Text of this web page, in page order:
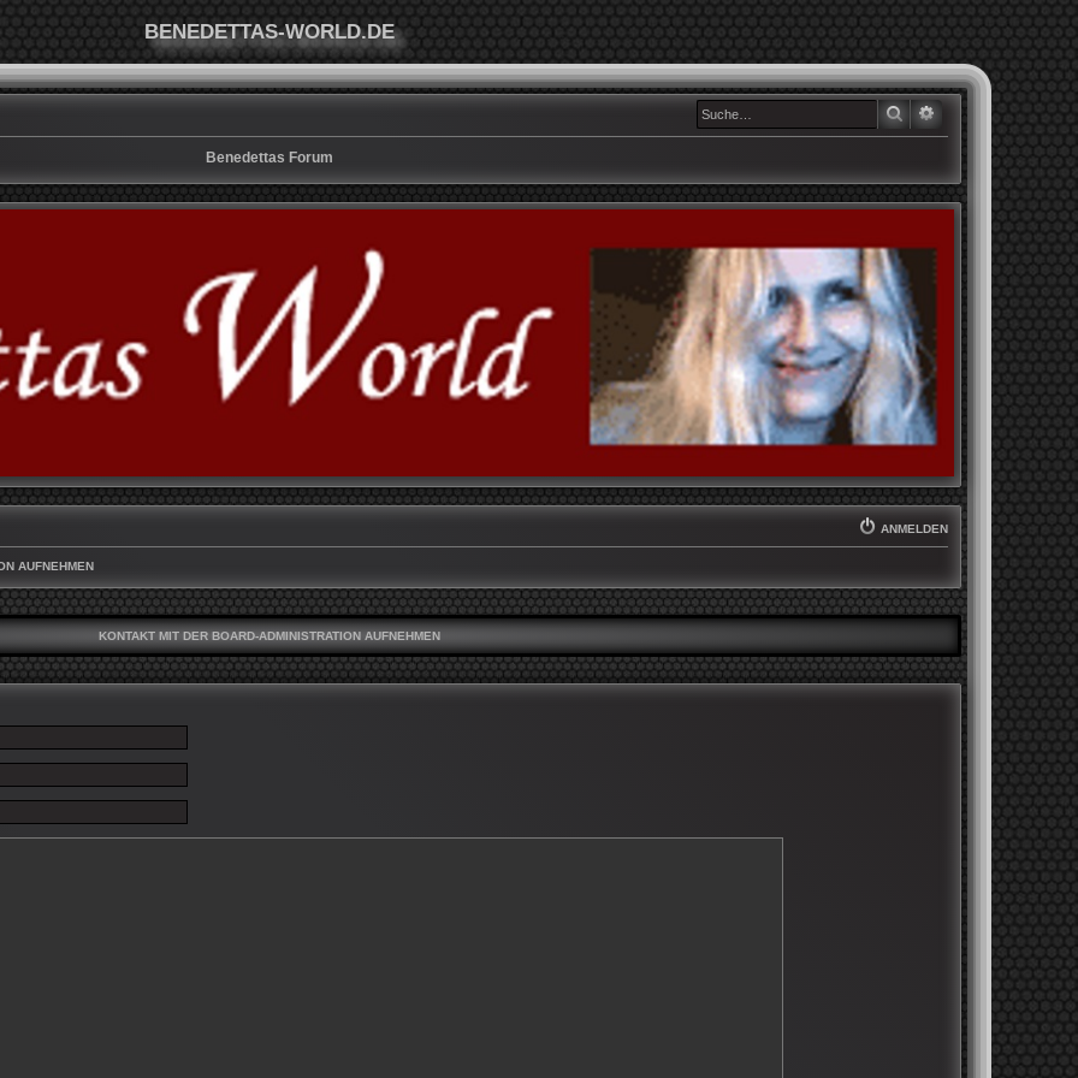
BENEDETTAS-WORLD.DE
SUCHE
Benedettas Forum
ANMELDEN
AUFNEHMEN
KONTAKT MIT DER BOARD-ADMINISTRATION AUFNEHMEN